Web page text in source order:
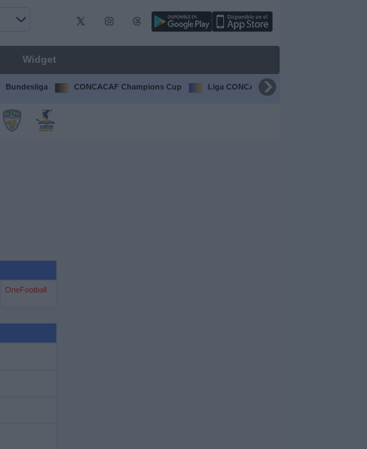
Widget
Bundesliga CONCACAF Champions Cup Liga CONCACAF
OneFootball